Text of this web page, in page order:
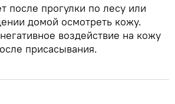
после прогулки по лесу или
домой осмотреть кожу.
воздействие на кожу
присасывания.